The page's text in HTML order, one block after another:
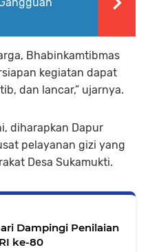
Bhabinkamtibmas
kegiatan dapat
dan lancar,” ujarnya.
diharapkan Dapur
pelayanan gizi yang
Desa Sukamukti.
Dampingi Penilaian
ke-80